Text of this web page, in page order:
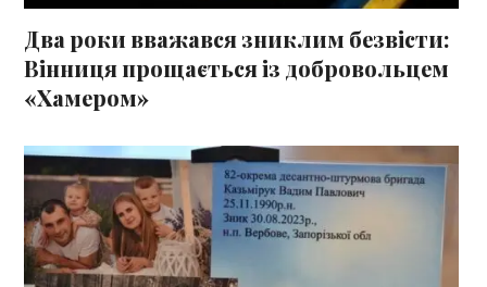
Два роки вважався зниклим безвісти:
Вінниця прощається із добровольцем
«Хамером»